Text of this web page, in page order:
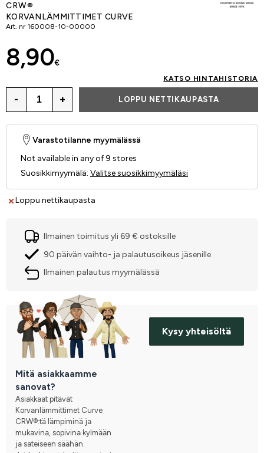
CRW®
KORVANLÄMMITTIMET CURVE
Art. nr 160008-10-00000
8,90€
KATSO HINTAHISTORIA
- + LOPPU NETTIKAUPASTA
Loppu nettikaupasta
Varastotilanne myymälässä
Not available in any of 9 stores
Suosikkimyymälä: Valitse suosikkimyymäläsi
Ilmainen toimitus yli 69 € ostoksille
90 päivän vaihto- ja palautusoikeus jäsenille
Ilmainen palautus myymälässä
Kysy yhteisöltä
Mitä asiakkaamme
sanovat?
Asiakkaat pitävät
Korvanlämmittimet Curve
CRW®:tä lämpiminä ja
mukavina, sopivina kylmään
ja sateiseen säähän.